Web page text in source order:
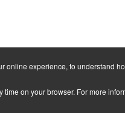
online experience, to understand
time on your browser. For more